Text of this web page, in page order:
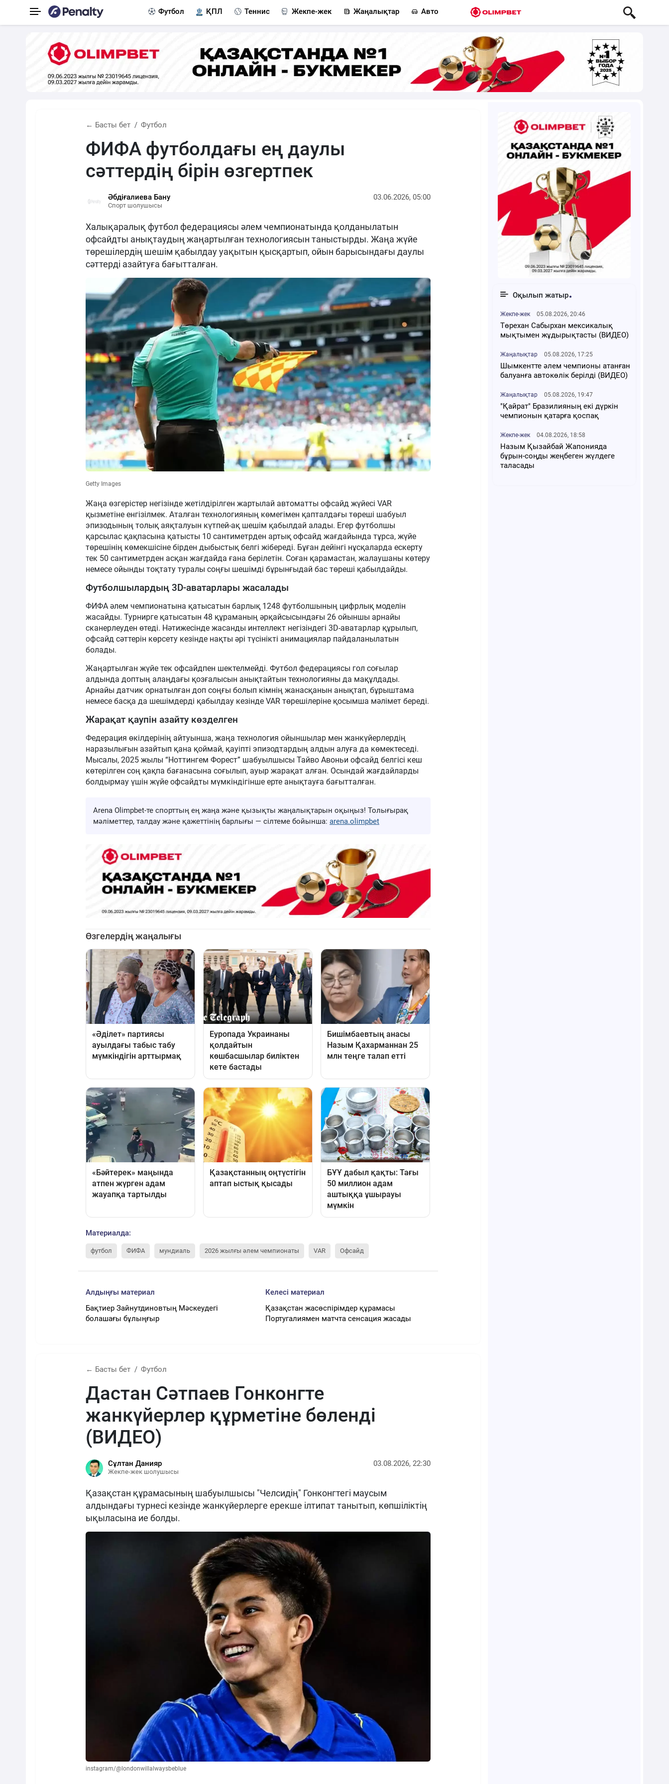
Футбол ҚПЛ Теннис Жекпе-жек Жаңалықтар Авто
← Басты бет Футбол
ФИФА футболдағы ең даулы
сәттердің бірін өзгертпек
Әбдіғалиева Бану
Спорт шолушысы
03.06.2026, 05:00
Халықаралық футбол федерациясы әлем чемпионатында қолданылатын
офсайдты анықтаудың жаңартылған технологиясын таныстырды. Жаңа жүйе
төрешілердің шешім қабылдау уақытын қысқартып, ойын барысындағы даулы
сәттерді азайтуға бағытталған.
Getty Images
Жаңа өзгерістер негізінде жетілдірілген жартылай автоматты офсайд жүйесі VAR
қызметіне енгізілмек. Аталған технологияның көмегімен қапталдағы төреші шабуыл
эпизодының толық аяқталуын күтпей-ақ шешім қабылдай алады. Егер футболшы
қарсылас қақпасына қатысты 10 сантиметрден артық офсайд жағдайында тұрса, жүйе
төрешінің көмекшісіне бірден дыбыстық белгі жібереді. Бұған дейінгі нұсқаларда ескерту
тек 50 сантиметрден асқан жағдайда ғана берілетін. Соған қарамастан, жалаушаны көтеру
немесе ойынды тоқтату туралы соңғы шешімді бұрынғыдай бас төреші қабылдайды.
Футболшылардың 3D-аватарлары жасалады
ФИФА әлем чемпионатына қатысатын барлық 1248 футболшының цифрлық моделін
жасайды. Турнирге қатысатын 48 құраманың әрқайсысындағы 26 ойыншы арнайы
сканерлеуден өтеді. Нәтижесінде жасанды интеллект негізіндегі 3D-аватарлар құрылып,
офсайд сәттерін көрсету кезінде нақты әрі түсінікті анимациялар пайдаланылатын
болады.
Жаңартылған жүйе тек офсайдпен шектелмейді. Футбол федерациясы гол соғылар
алдында доптың алаңдағы қозғалысын анықтайтын технологияны да мақұлдады.
Арнайы датчик орнатылған доп соңғы болып кімнің жанасқанын анықтап, бұрыштама
немесе басқа да шешімдерді қабылдау кезінде VAR төрешілеріне қосымша мәлімет береді.
Жарақат қаупін азайту көзделген
Федерация өкілдерінің айтуынша, жаңа технология ойыншылар мен жанкүйерлердің
наразылығын азайтып қана қоймай, қауіпті эпизодтардың алдын алуға да көмектеседі.
Мысалы, 2025 жылы “Ноттингем Форест” шабуылшысы Тайво Авоньи офсайд белгісі кеш
көтерілген соң қақпа бағанасына соғылып, ауыр жарақат алған. Осындай жағдайларды
болдырмау үшін жүйе офсайдты мүмкіндігінше ерте анықтауға бағытталған.
Arena Olimpbet-те спорттың ең жаңа және қызықты жаңалықтарын оқыңыз! Толығырақ
мәліметтер, талдау және қажеттінің барлығы — сілтеме бойынша: arena.olimpbet
Материалда:
футбол ФИФА мундиаль 2026 жылғы әлем чемпионаты VAR Офсайд
Алдыңғы материал
Бақтиер Зайнутдиновтың Мәскеудегі
болашағы бұлыңғыр
Келесі материал
Қазақстан жасөспірімдер құрамасы
Португалиямен матчта сенсация жасады
← Басты бет Футбол
Дастан Сәтпаев Гонконгте
жанкүйерлер құрметіне бөленді
(ВИДЕО)
Сұлтан Данияр
Жекпе-жек шолушысы
03.08.2026, 22:30
Қазақстан құрамасының шабуылшысы "Челсидің" Гонконгтегі маусым
алдындағы турнесі кезінде жанкүйерлерге ерекше ілтипат танытып, көпшіліктің
ықыласына ие болды.
instagram/@londonwillalwaysbeblue
Оқылып жатыр
Жекпе-жек 05.08.2026, 20:46
Төрехан Сабырхан мексикалық
мықтымен жұдырықтасты (ВИДЕО)
Жаңалықтар 05.08.2026, 17:25
Шымкентте әлем чемпионы атанған
балуанға автокөлік берілді (ВИДЕО)
Жаңалықтар 05.08.2026, 19:47
"Қайрат" Бразилияның екі дүркін
чемпионын қатарға қоспақ
Жекпе-жек 04.08.2026, 18:58
Назым Қызайбай Жапонияда
бұрын-соңды жеңбеген жүлдеге
таласады